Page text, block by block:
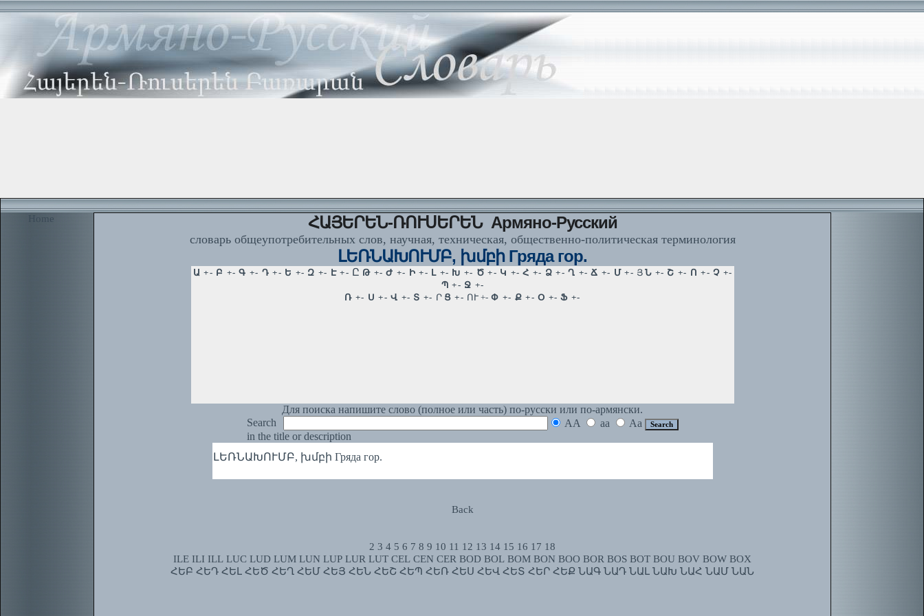
Home ՀԱՅԵՐԵՆ-ՌՈՒՍԵՐԵՆ Армяно-Русский
словарь общеупотребительных слов, научная, техническая, общественно-политическая терминология
ԼԵՌՆԱԽՈՒՄԲ, խմբի Гряда гор.
Для поиска напишите слово (полное или часть) по-русски или по-армянски.
Search
AA aa
Aa
in the title or description
ԼԵՌՆԱԽՈՒՄԲ, խմբի Гряда гор.
Back
2 3 4 5 6 7 8 9 10 11 12 13 14 15 16 17 18
ILE ILI ILL LUC LUD LUM LUN LUP LUR LUT CEL CEN CER BOD BOL BOM BON BOO BOR BOS BOT BOU BOV BOW BOX
ՀԵԲ ՀԵԴ ՀԵԼ ՀԵԾ ՀԵՂ ՀԵՄ ՀԵՅ ՀԵՆ ՀԵՇ ՀԵՊ ՀԵՌ ՀԵՍ ՀԵՎ ՀԵՏ ՀԵՐ ՀԵՔ ՆԱԳ ՆԱԴ ՆԱԼ ՆԱԽ ՆԱՀ ՆԱՄ ՆԱՆ